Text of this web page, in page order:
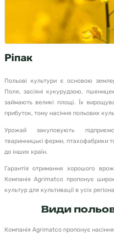
Ріпак
Польові культури є основою
Поля, засіяні кукурудзою,
займають великі площі. Їх
прибуток, тому насіння польових
Урожай закуповують
тваринницькі ферми, птахофабрики
до інших країн.
Гарантія отримання хорошого
Компанія Agrimatco пропонує
культур для культивації в усіх
Види
Компанія Agrimatco пропонує